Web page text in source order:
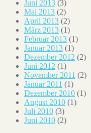
Juni 2013 (3)
Mai 2013 (2)
April 2013 (2)
März 2013 (1)
Februar 2013 (1)
Januar 2013 (1)
Dezember 2012 (2)
Juni 2012 (1)
November 2011 (2)
Januar 2011 (1)
Dezember 2010 (1)
August 2010 (1)
Juli 2010 (3)
Juni 2010 (2)